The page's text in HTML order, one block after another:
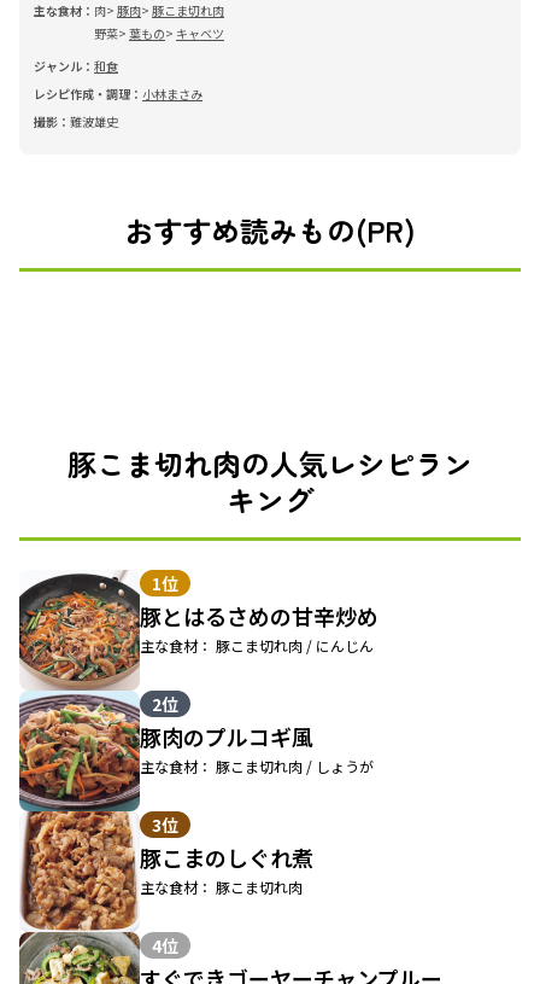
主な食材： 肉 豚肉 豚こま切れ肉
野菜 葉もの
キャベツ
ジャンル： 和食
レシピ作成・調理： 小林まさみ
撮影： 難波雄史
おすすめ読みもの(PR)
豚こま切れ肉の人気レシピラン
キング
1位
豚とはるさめの甘辛炒め
主な食材： 豚こま切れ肉 / にんじん
2位
豚肉のプルコギ風
主な食材： 豚こま切れ肉 / しょうが
3位
豚こまのしぐれ煮
主な食材： 豚こま切れ肉
4位